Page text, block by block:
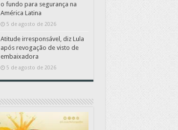
o fundo para segurança na
América Latina
5 de agosto de 2026
Atitude irresponsável, diz Lula
após revogação de visto de
embaixadora
5 de agosto de 2026